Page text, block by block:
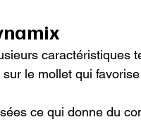
caractéristiques
le mollet qui
ce qui donne du